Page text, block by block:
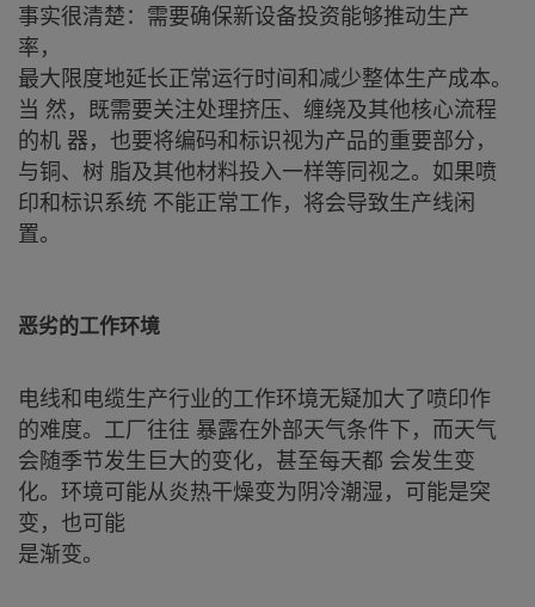
事实很清楚：需要确保新设备投资能够推动生产
率，
最大限度地延长正常运行时间和减少整体生产成本。
当 然，既需要关注处理挤压、缠绕及其他核心流程
的机 器，也要将编码和标识视为产品的重要部分，
与铜、树 脂及其他材料投入一样等同视之。如果喷
印和标识系统 不能正常工作，将会导致生产线闲
置。
恶劣的工作环境
电线和电缆生产行业的工作环境无疑加大了喷印作
的难度。工厂往往 暴露在外部天气条件下，而天气
会随季节发生巨大的变化，甚至每天都 会发生变
化。环境可能从炎热干燥变为阴冷潮湿，可能是突
变，也可能
是渐变。